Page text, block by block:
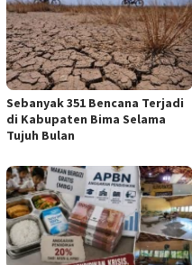
Sebanyak 351 Bencana Terjadi
di Kabupaten Bima Selama
Tujuh Bulan